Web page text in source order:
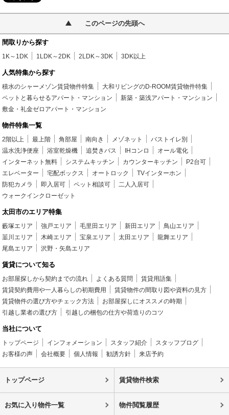
このページの先頭へ
間取りから探す
1K～1DK 1LDK～2DK 2LDK～3DK 3DK以上
人気特集から探す
積水のシャーメゾン賃貸物件特集
大和リビングのD-ROOM賃貸物件特集
ペットと暮らせるアパート・マンション
新築・築浅アパート・マンション
敷金・礼金ゼロアパート・マンション
物件特集一覧
2階以上 最上階 角部屋 南向き メゾネット
バストイレ別
温水洗浄便座
浴室乾燥機 追焚きバス IHコンロ
オール電化
インターネット無料
システムキッチン カウンターキッチン
P2台可
エレベーター
宅配ボックス オートロック
TVインターホン
防犯カメラ
即入居可 ペット相談可
二人入居可
ウォークインクローゼット
太田市のエリア特集
藪塚エリア 強戸エリア 毛里田エリア 新田エリア
鳥山エリア
韮川エリア
木崎エリア 宝泉エリア 太田エリア
龍舞エリア
尾島エリア
沢野・矢島エリア
賃貸について知る
お部屋探しから契約までの流れ よくある質問
賃貸用語集
賃貸契約費用や一人暮らしの初期費用
賃貸物件の間取り図や資料の見方
賃貸物件の選び方やチェック方法
お部屋探しにオススメの時期
引越し業者の選び方
引越しの梱包の仕方や荷造りのコツ
当社について
トップページ インフォメーション スタッフ紹介
スタッフブログ
お客様の声
会社概要 個人情報 勧誘方針 来店予約
トップページ 賃貸物件検索
お気に入り物件一覧 物件閲覧履歴